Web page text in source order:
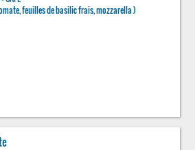
feuilles de basilic frais, mozzarella )